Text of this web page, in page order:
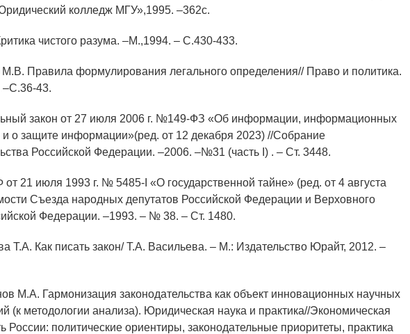
колледж МГУ»,1995. –362с.
чистого разума. –М.,1994. – С.430-433.
Правила формулирования легального определения// Право и политика.
43.
закон от 27 июля 2006 г. №149-ФЗ «Об информации, информационных
и о защите информации»(ред. от 12 декабря 2023) //Собрание
Российской Федерации. –2006. –№31 (часть I) . – Ст. 3448.
21 июля 1993 г. № 5485-I «О государственной тайне» (ред. от 4 августа
Съезда народных депутатов Российской Федерации и Верховного
Федерации. –1993. – № 38. – Ст. 1480.
Т.А. Как писать закон/ Т.А. Васильева. – М.: Издательство Юрайт, 2012. –
М.А. Гармонизация законодательства как объект инновационных научных
(к методологии анализа). Юридическая наука и практика//Экономическая
России: политические ориентиры, законодательные приоритеты, практика